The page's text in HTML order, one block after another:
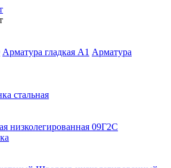
Арматура гладкая A1 Арматура
стальная
низколегированная 09Г2С